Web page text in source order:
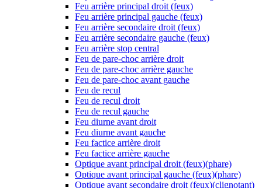
Feu arrière principal droit (feux)
Feu arrière principal gauche (feux)
Feu arrière secondaire droit (feux)
Feu arrière secondaire gauche (feux)
Feu arrière stop central
Feu de pare-choc arrière droit
Feu de pare-choc arrière gauche
Feu de pare-choc avant gauche
Feu de recul
Feu de recul droit
Feu de recul gauche
Feu diurne avant droit
Feu diurne avant gauche
Feu factice arrière droit
Feu factice arrière gauche
Optique avant principal droit (feux)(phare)
Optique avant principal gauche (feux)(phare)
Optique avant secondaire droit (feux)(clignotant)